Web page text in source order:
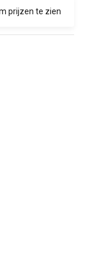
prijzen te zien